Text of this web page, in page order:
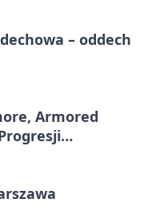
– oddech
Armored